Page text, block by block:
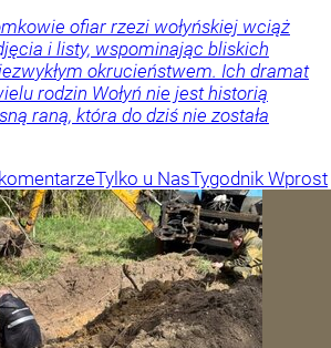
ofiar rzezi wołyńskiej wciąż
i listy, wspominając bliskich
okrucieństwem. Ich dramat
rodzin Wołyń nie jest historią
raną, która do dziś nie została
Tylko u NasTygodnik Wprost